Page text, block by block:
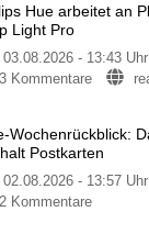
Hue arbeitet an
Light Pro
03.08.2026 - 13:43 Uhr
3 Kommentare
Wochenrückblick:
Postkarten
02.08.2026 - 13:57 Uhr
2 Kommentare